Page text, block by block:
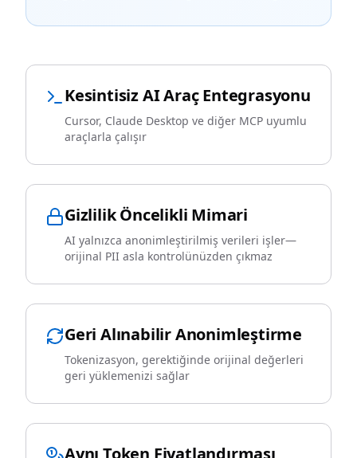
Kesintisiz AI Araç Entegrasyonu
Cursor, Claude Desktop ve diğer MCP uyumlu
araçlarla çalışır
Gizlilik Öncelikli Mimari
AI yalnızca anonimleştirilmiş verileri işler—
orijinal PII asla kontrolünüzden çıkmaz
Geri Alınabilir Anonimleştirme
Tokenizasyon, gerektiğinde orijinal değerleri
geri yüklemenizi sağlar
Aynı Token Fiyatlandırması